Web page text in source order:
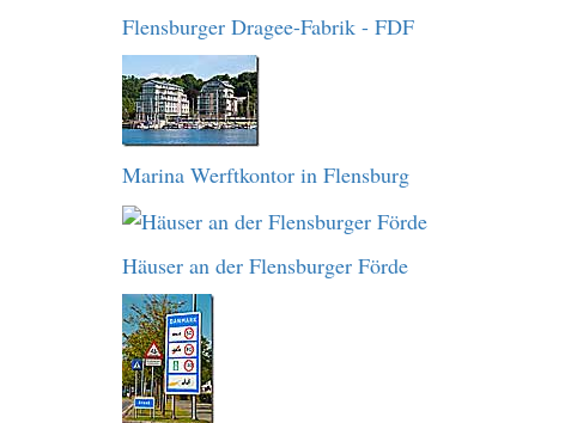
Flensburger Dragee-Fabrik - FDF
Marina Werftkontor in Flensburg
Häuser an der Flensburger Förde